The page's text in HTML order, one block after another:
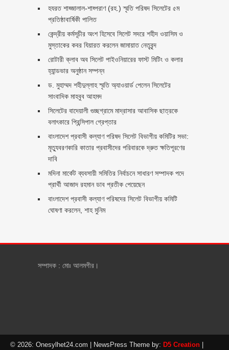
হযরত শাহ্জালাল-শাহ্পরাণ (রহ.) স্মৃতি পরিষদ সিলেটের ৫ম
প্রতিষ্ঠাবার্ষিকী পালিত ‎​
কেন্দ্রীয় কর্মসূচীর অংশ হিসেবে সিলেট সদরে শহীদ ওয়াসিম ও
মুস্তাকের কবর যিয়ারত করলেন জামায়াত নেতৃবৃন্দ ‎
রোটারী ক্লাব অব সিলেট পাইওনিয়ারের ফাস্ট মিটিং ও কলার
হ্যান্ডভার অনুষ্ঠান সম্পন্ন
ড. মুহাম্মদ শহীদুল্লাহ স্মৃতি অ্যাওয়ার্ড পেলেন সিলেটের
সাংবাদিক মাহবুব আহমদ
সিলেটের বাদেয়ালী গুচ্ছগ্রামে মাদ্রাসার আবাসিক ছাত্রকে
বলাৎকারে প্রিন্সিপাল গ্রেপ্তার ‎
বাংলাদেশ প্রবাসী কল্যাণ পরিষদ সিলেট বিভাগীয় কমিটির সভা:
মৃত্যুবরণকারি কাতার প্রবাসীদের পরিবারকে দ্রুত ক্ষতিপূরণের
দাবি
মদিনা মার্কেট ব্যবসায়ী সমিতির নির্বাচনে সাধারণ সম্পাদক পদে
প্রার্থী আজাদ রহমান ডাব প্রতীক পেয়েছেন ‎
‎বাংলাদেশ প্রবাসী কল্যাণ পরিষদের সিলেট বিভাগীয় কমিটি
ঘোষণা করলেন, শাহ মুনিম
সম্পাদক : মোঃ আলমগীর।
© 2026: Onesylhet24.com | NewsPress Theme by: D5 Creation